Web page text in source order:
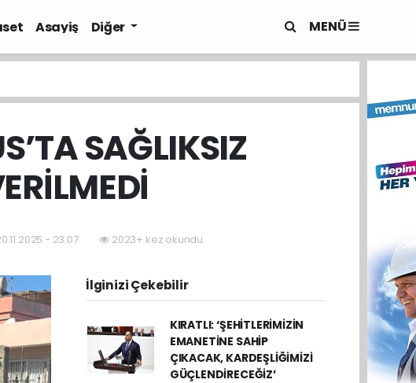
Asayiş Diğer MENÜ
SAĞLIKSIZ
- 23:07 2023+ kez okundu.
İlginizi Çekebilir
KIRATLI: ‘ŞEHİTLERİMİZİN
EMANETİNE SAHİP
ÇIKACAK, KARDEŞLİĞİMİZİ
GÜÇLENDİRECEĞİZ’